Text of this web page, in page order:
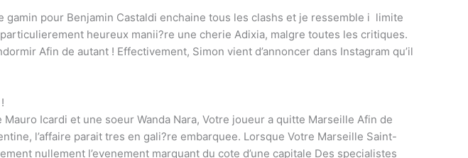
pour Benjamin Castaldi enchaine tous les clashs et je ressemble i limite
heureux manii?re une cherie Adixia, malgre toutes les critiques.
Afin de autant ! Effectivement, Simon vient d’annoncer dans Instagram qu’il
Icardi et une soeur Wanda Nara, Votre joueur a quitte Marseille Afin de
l’affaire parait tres en gali?re embarquee. Lorsque Votre Marseille Saint-
nullement l’evenement marquant du cote d’une capitale Des specialistes